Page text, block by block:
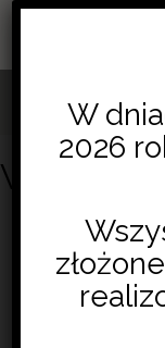
W
W
2026